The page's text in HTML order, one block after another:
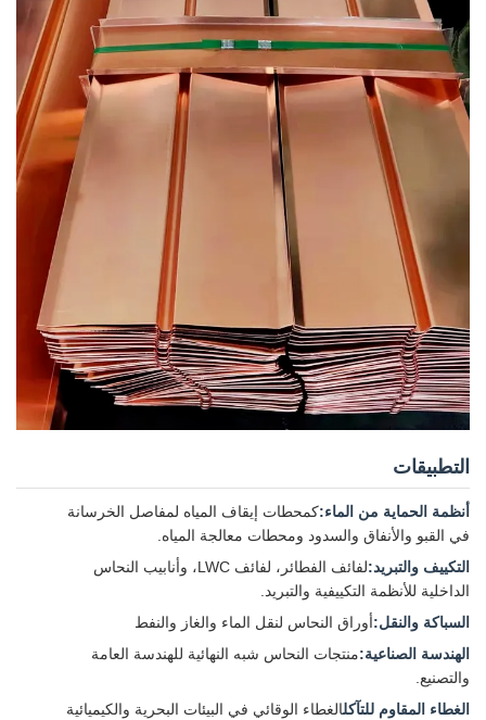
التطبيقات
أنظمة الحماية من الماء:كمحطات إيقاف المياه لمفاصل الخرسانة
في القبو والأنفاق والسدود ومحطات معالجة المياه.
التكييف والتبريد:
لفائف الفطائر، لفائف LWC، وأنابيب النحاس
الداخلية للأنظمة التكييفية والتبريد.
السباكة والنقل:أوراق النحاس لنقل الماء والغاز والنفط
الهندسة الصناعية:منتجات النحاس شبه النهائية للهندسة العامة
والتصنيع.
الغطاء المقاوم للتآكلالغطاء الوقائي في البيئات البحرية والكيميائية